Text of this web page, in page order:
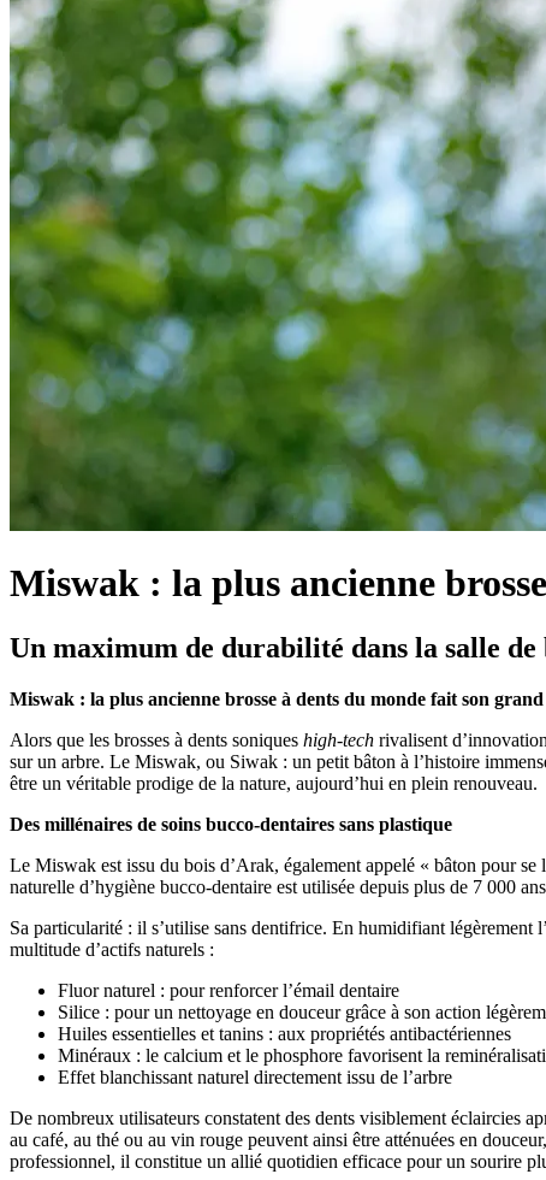
Miswak : la plus ancienne
Un maximum de durabilité dans la salle de
Miswak : la plus ancienne brosse à dents du monde fait son
Alors que les brosses à dents soniques high-tech rivalisent
sur un arbre. Le Miswak, ou Siwak : un petit bâton à l’histoire
être un véritable prodige de la nature, aujourd’hui en plein renouveau.
Des millénaires de soins bucco-dentaires sans plastique
Le Miswak est issu du bois d’Arak, également appelé « bâton pour
naturelle d’hygiène bucco-dentaire est utilisée depuis plus de 7 000
Sa particularité : il s’utilise sans dentifrice. En humidifiant
multitude d’actifs naturels :
Fluor naturel : pour renforcer l’émail dentaire
Silice : pour un nettoyage en douceur grâce à son action
Huiles essentielles et tanins : aux propriétés antibactériennes
Minéraux : le calcium et le phosphore favorisent la
Effet blanchissant naturel directement issu de l’arbre
De nombreux utilisateurs constatent des dents visiblement éclaircies
au café, au thé ou au vin rouge peuvent ainsi être atténuées en
professionnel, il constitue un allié quotidien efficace pour un sourire